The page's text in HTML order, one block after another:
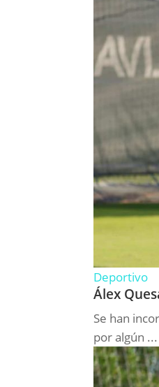
Deportivo
Álex
Se han
por algún ...